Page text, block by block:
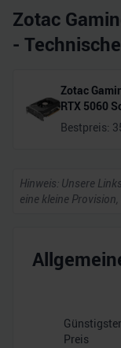
Zotac
-
Zotac
RTX 5060
Bestpreis:
Hinweis: Unsere
eine kleine
Günstigster
Preis